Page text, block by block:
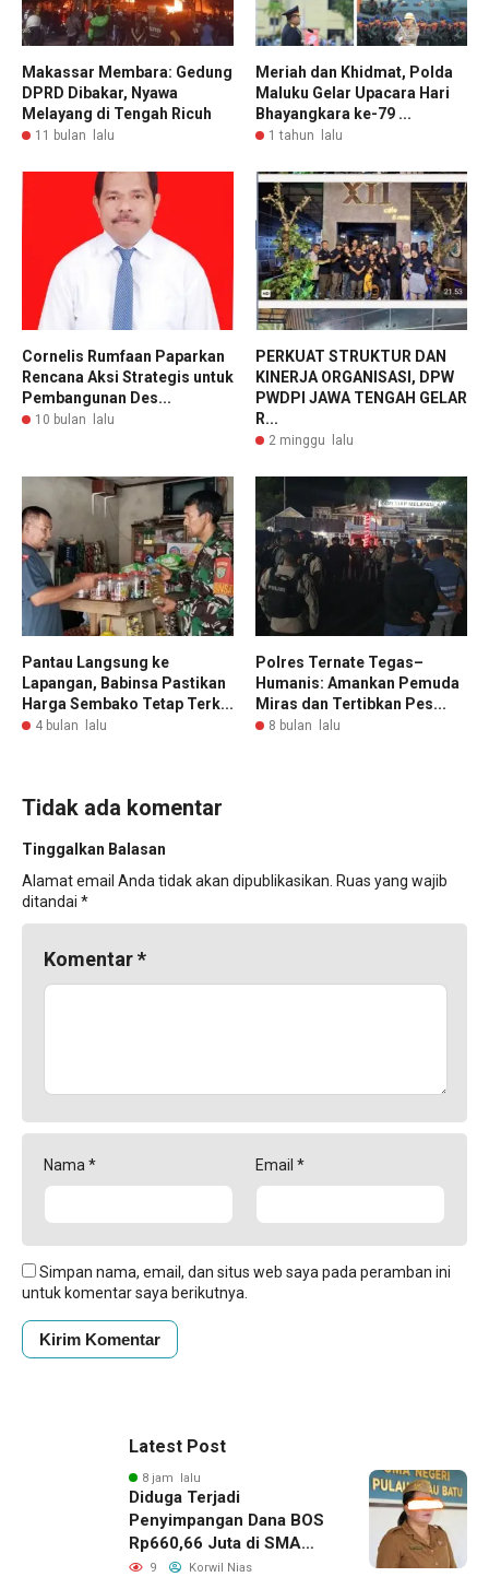
Makassar Membara: Gedung
DPRD Dibakar, Nyawa
Melayang di Tengah Ricuh
11 bulan lalu
Meriah dan Khidmat, Polda
Maluku Gelar Upacara Hari
Bhayangkara ke-79 ...
1 tahun lalu
Cornelis Rumfaan Paparkan
Rencana Aksi Strategis untuk
Pembangunan Des...
10 bulan lalu
PERKUAT STRUKTUR DAN
KINERJA ORGANISASI, DPW
PWDPI JAWA TENGAH GELAR
R...
2 minggu lalu
Pantau Langsung ke
Lapangan, Babinsa Pastikan
Harga Sembako Tetap Terk...
4 bulan lalu
Polres Ternate Tegas–
Humanis: Amankan Pemuda
Miras dan Tertibkan Pes...
8 bulan lalu
Tidak ada komentar
Tinggalkan Balasan
Alamat email Anda tidak akan dipublikasikan. Ruas yang wajib
ditandai *
Komentar*
Nama * Email *
Simpan nama, email, dan situs web saya pada peramban ini
untuk komentar saya berikutnya.
Latest Post
8 jam lalu
Diduga Terjadi
Penyimpangan Dana BOS
Rp660,66 Juta di SMA
Negeri 1 Pulau-Pulau
9 Korwil Nias